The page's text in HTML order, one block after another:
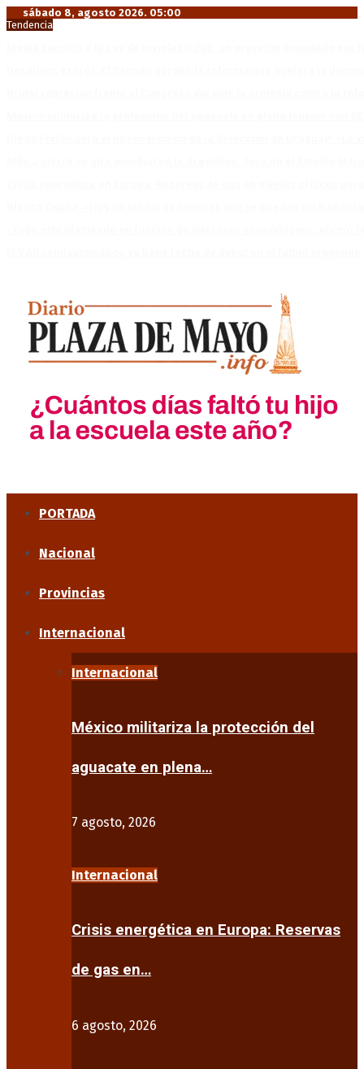
sábado 8, agosto 2026. 05:00
Tendencia
PORTADA
Nacional
Provincias
Internacional
Internacional
México militariza la protección del
aguacate en plena…
7 agosto, 2026
Internacional
Crisis energética en Europa: Reservas
de gas en…
6 agosto, 2026